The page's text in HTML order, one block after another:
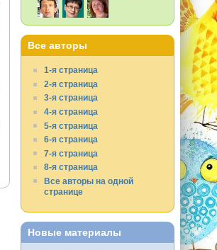
Все авторы
1-я страница
2-я страница
3-я страница
4-я страница
5-я страница
6-я страница
7-я страница
8-я страница
Все авторы на одной
странице
Новые материалы